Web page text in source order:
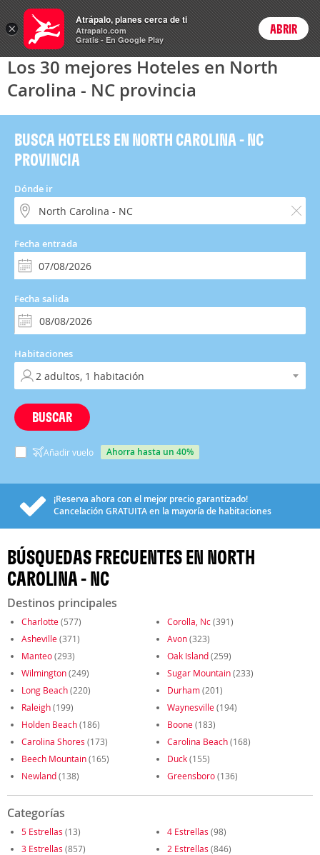
Hoteles Login
Los 30 mejores Hoteles en North
Carolina - NC provincia
BUSCA HOTELES EN NORTH CAROLINA - NC
PROVINCIA
Dónde ir
Fecha entrada
Fecha salida
Habitaciones
BUSCAR
Añadir vuelo ahorra hasta un 40%
¡Reserva ahora con el mejor precio garantizado!
Cancelación GRATUITAen la mayoría de habitaciones
BÚSQUEDAS FRECUENTES EN NORTH
CAROLINA - NC
Destinos principales
Charlotte(577) Corolla, Nc(391)
Asheville(371) Avon(323)
Manteo(293) Oak Island(259)
Wilmington(249) Sugar Mountain(233)
Long Beach(220) Durham(201)
Raleigh(199) Waynesville(194)
Holden Beach(186) Boone(183)
Carolina Shores (173) Carolina Beach(168)
Beech Mountain(165) Duck(155)
Newland(138) Greensboro(136)
Categorías
5 Estrellas (13) 4 Estrellas (98)
3 Estrellas (857) 2 Estrellas (846)
×
Atrápalo, planes cerca de ti
Atrapalo.com
Gratis - En Google Play
ABRIR